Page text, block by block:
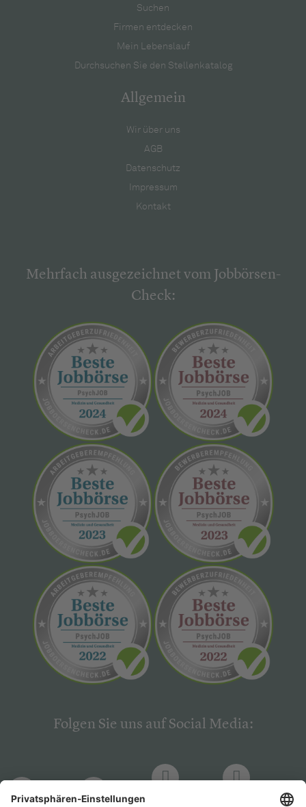
Suchen
Firmen entdecken
Mein Lebenslauf
Durchsuchen Sie den Stellenkatalog
Allgemein
Wir über uns
AGB
Datenschutz
Impressum
Kontakt
Mehrfach ausgezeichnet vom Jobbörsen-
Check:
Folgen Sie uns auf Social Media: